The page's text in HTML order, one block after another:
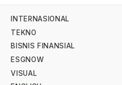
INTERNASIONAL
TEKNO
BISNIS FINANSIAL
ESGNOW
VISUAL